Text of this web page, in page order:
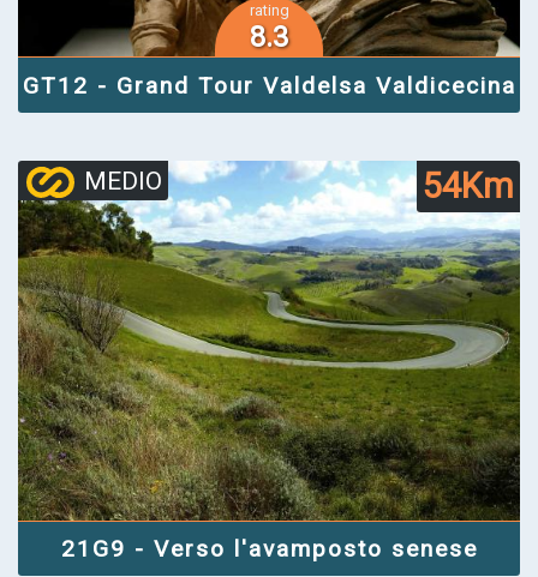
rating
8.3
GT12 - Grand Tour Valdelsa Valdicecina
MEDIO 54Km
21G9 - Verso l'avamposto senese